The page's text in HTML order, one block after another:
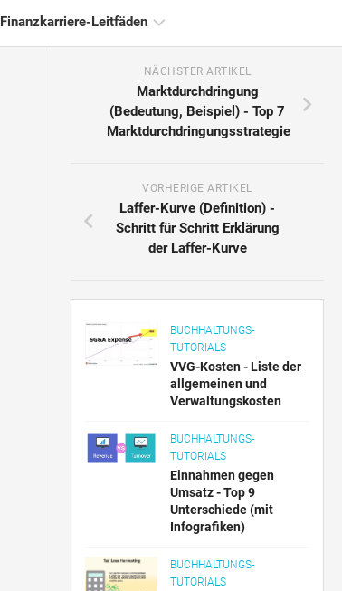
Finanzkarriere-Leitfäden
Finanzzertifizierung
Finanzmodellierung
Risikomanagement-
NÄCHSTER ARTIKEL
Marktdurchdringung
(Bedeutung, Beispiel) - Top 7
Marktdurchdringungsstrategie
VORHERIGE ARTIKEL
Laffer-Kurve (Definition) -
Schritt für Schritt Erklärung
der Laffer-Kurve
BUCHHALTUNGS-
TUTORIALS
VVG-Kosten - Liste der
allgemeinen und
Verwaltungskosten
BUCHHALTUNGS-
TUTORIALS
Einnahmen gegen
Umsatz - Top 9
Unterschiede (mit
Infografiken)
BUCHHALTUNGS-
TUTORIALS